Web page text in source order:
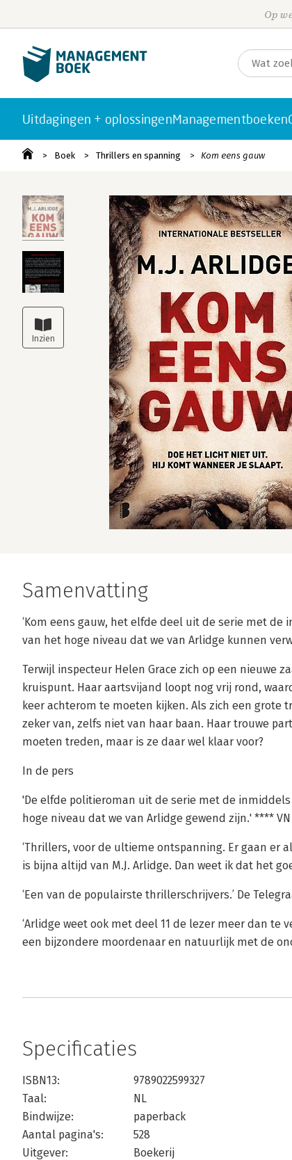
Op
Uitdagingen + oplossingenManagementboeken
Boek Thrillers en spanning Kom eens gauw
Samenvatting
‘Kom eens gauw, het elfde deel uit de serie met
van het hoge niveau dat we van Arlidge kunnen
Terwijl inspecteur Helen Grace zich op een nieuwe
kruispunt. Haar aartsvijand loopt nog vrij rond,
keer achterom te moeten kijken. Als zich een grote
zeker van, zelfs niet van haar baan. Haar trouwe
moeten treden, maar is ze daar wel klaar voor?
In de pers
'De elfde politieroman uit de serie met de
hoge niveau dat we van Arlidge gewend zijn.' ****
‘Thrillers, voor de ultieme ontspanning. Er gaan er
is bijna altijd van M.J. Arlidge. Dan weet ik dat het
‘Een van de populairste thrillerschrijvers.’ De
‘Arlidge weet ook met deel 11 de lezer meer dan
een bijzondere moordenaar en natuurlijk met de
Specificaties
ISBN13:
9789022599327
Taal:
NL
Bindwijze:
paperback
Aantal pagina's:
528
Uitgever:
Boekerij